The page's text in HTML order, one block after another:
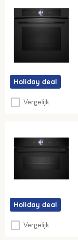
Holiday deal
Vergelijk
Holiday deal
Vergelijk